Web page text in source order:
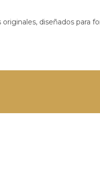
diseñados para